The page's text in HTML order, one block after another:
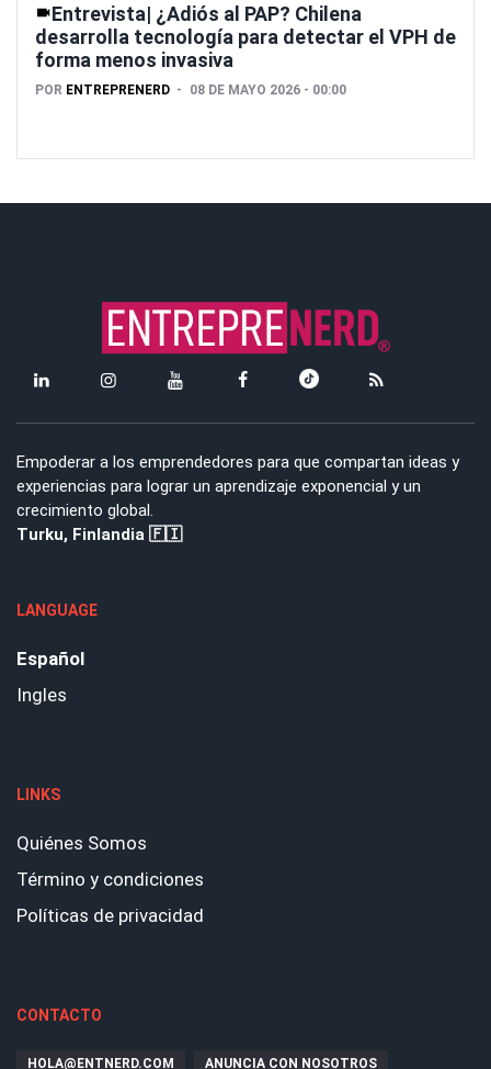
Entrevista| ¿Adiós al PAP? Chilena
desarrolla tecnología para detectar el VPH de
forma menos invasiva
POR ENTREPRENERD 08 DE MAYO 2026 - 00:00
Empoderar a los emprendedores para que compartan ideas y
experiencias para lograr un aprendizaje exponencial y un
crecimiento global.
Turku, Finlandia 🇫🇮
LANGUAGE
Español
Ingles
LINKS
Quiénes Somos
Término y condiciones
Políticas de privacidad
CONTACTO
HOLA@ENTNERD.COM ANUNCIA CON NOSOTROS